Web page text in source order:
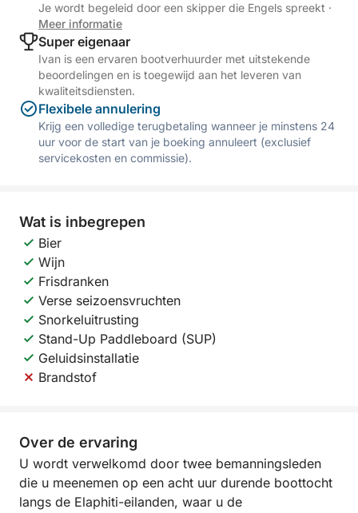
Je wordt begeleid door een skipper die Engels spreekt ·
Meer informatie
Super eigenaar
Ivan is een ervaren bootverhuurder met uitstekende
beoordelingen en is toegewijd aan het leveren van
kwaliteitsdiensten.
Flexibele annulering
Krijg een volledige terugbetaling wanneer je minstens 24
uur voor de start van je boeking annuleert (exclusief
servicekosten en commissie).
Wat is inbegrepen
Bier
Wijn
Frisdranken
Verse seizoensvruchten
Snorkeluitrusting
Stand-Up Paddleboard (SUP)
Geluidsinstallatie
Brandstof
Over de ervaring
U wordt verwelkomd door twee bemanningsleden
die u meenemen op een acht uur durende boottocht
langs de Elaphiti-eilanden, waar u de